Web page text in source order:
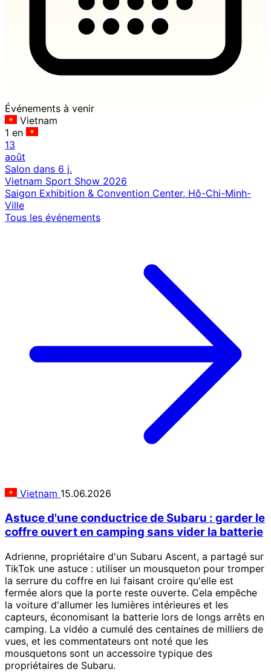
Événements à venir
Vietnam
1 en
13
août
Salon dans 6 j.
Vietnam Sport Show 2026
Saigon Exhibition & Convention Center, Hô-Chi-Minh-
Ville
Tous les événements
Vietnam 15.06.2026
Astuce d'une conductrice de Subaru : garder le
coffre ouvert en camping sans vider la batterie
Adrienne, propriétaire d'un Subaru Ascent, a partagé sur
TikTok une astuce : utiliser un mousqueton pour tromper
la serrure du coffre en lui faisant croire qu'elle est
fermée alors que la porte reste ouverte. Cela empêche
la voiture d'allumer les lumières intérieures et les
capteurs, économisant la batterie lors de longs arrêts en
camping. La vidéo a cumulé des centaines de milliers de
vues, et les commentateurs ont noté que les
mousquetons sont un accessoire typique des
propriétaires de Subaru.